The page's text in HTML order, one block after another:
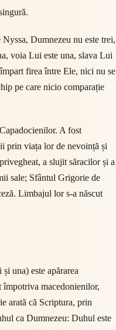
Dumnezeu nu este trei,
voia Lui este una, slava Lui
firea între Ele, nici nu se
pe care nicio comparație
A fost
prin viața lor de nevoință și
a slujit săracilor și a
sale; Sfântul Grigorie de
Limbajul lor s-a născut
una) este apărarea
macedonienilor,
arată că Scriptura, prin
ca Dumnezeu: Duhul este